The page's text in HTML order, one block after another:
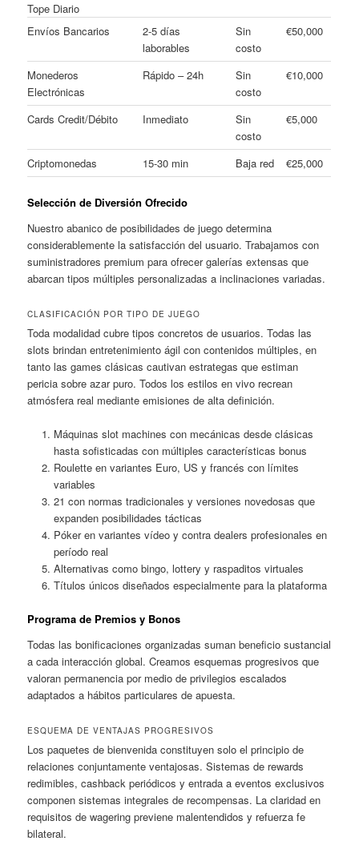
Tope Diario
Envíos Bancarios
2-5 días
laborables
Sin
costo
€50,000
Monederos
Electrónicas
Rápido – 24h
Sin
costo
€10,000
Cards Credit/Débito Inmediato
Sin
costo
€5,000
Criptomonedas 15-30 min Baja red €25,000
Selección de Diversión Ofrecido
Nuestro abanico de posibilidades de juego determina
considerablemente la satisfacción del usuario. Trabajamos con
suministradores premium para ofrecer galerías extensas que
abarcan tipos múltiples personalizadas a inclinaciones variadas.
CLASIFICACIÓN POR TIPO DE JUEGO
Toda modalidad cubre tipos concretos de usuarios. Todas las
slots brindan entretenimiento ágil con contenidos múltiples, en
tanto las games clásicas cautivan estrategas que estiman
pericia sobre azar puro. Todos los estilos en vivo recrean
atmósfera real mediante emisiones de alta definición.
Máquinas slot machines con mecánicas desde clásicas
hasta sofisticadas con múltiples características bonus
Roulette en variantes Euro, US y francés con límites
variables
21 con normas tradicionales y versiones novedosas que
expanden posibilidades tácticas
Póker en variantes vídeo y contra dealers profesionales en
período real
Alternativas como bingo, lottery y raspaditos virtuales
Títulos únicos diseñados especialmente para la plataforma
Programa de Premios y Bonos
Todas las bonificaciones organizadas suman beneficio sustancial
a cada interacción global. Creamos esquemas progresivos que
valoran permanencia por medio de privilegios escalados
adaptados a hábitos particulares de apuesta.
ESQUEMA DE VENTAJAS PROGRESIVOS
Los paquetes de bienvenida constituyen solo el principio de
relaciones conjuntamente ventajosas. Sistemas de rewards
redimibles, cashback periódicos y entrada a eventos exclusivos
componen sistemas integrales de recompensas. La claridad en
requisitos de wagering previene malentendidos y refuerza fe
bilateral.